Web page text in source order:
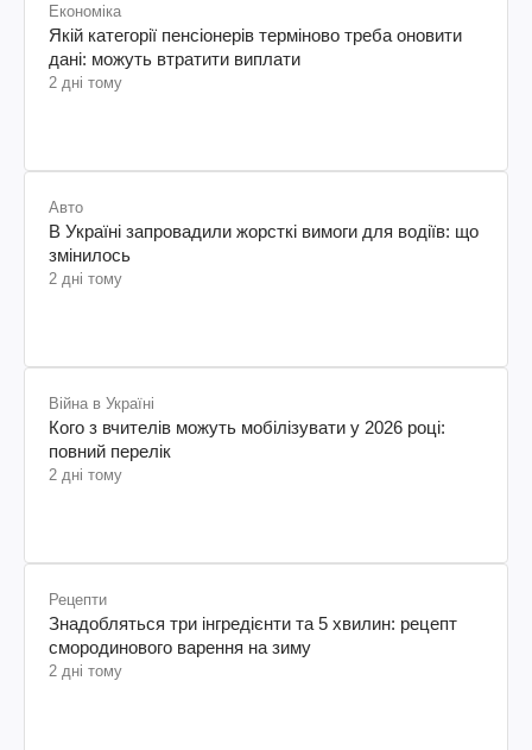
Економіка
Якій категорії пенсіонерів терміново треба оновити
дані: можуть втратити виплати
2 дні тому
Авто
В Україні запровадили жорсткі вимоги для водіїв: що
змінилось
2 дні тому
Війна в Україні
Кого з вчителів можуть мобілізувати у 2026 році:
повний перелік
2 дні тому
Рецепти
Знадобляться три інгредієнти та 5 хвилин: рецепт
смородинового варення на зиму
2 дні тому